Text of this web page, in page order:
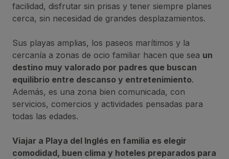
facilidad, disfrutar sin prisas y tener siempre planes
cerca, sin necesidad de grandes desplazamientos.
Sus playas amplias, los paseos marítimos y la
cercanía a zonas de ocio familiar hacen que sea un
destino muy valorado por padres que buscan
equilibrio entre descanso y entretenimiento.
Además, es una zona bien comunicada, con
servicios, comercios y actividades pensadas para
todas las edades.
Viajar a Playa del Inglés en familia es elegir
comodidad, buen clima y hoteles preparados para